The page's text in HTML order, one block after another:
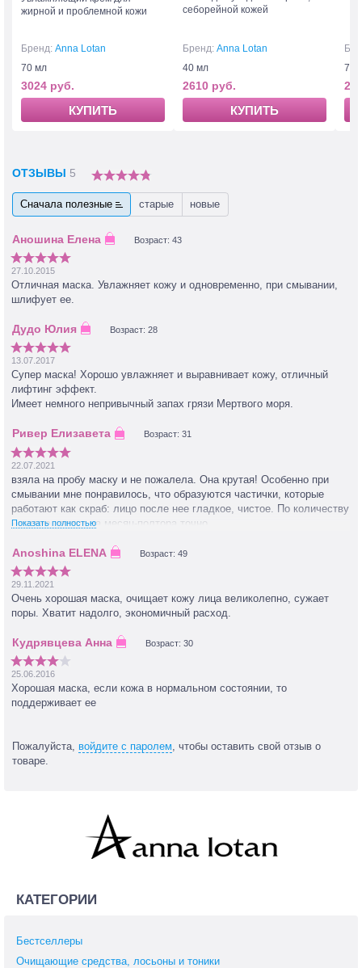
жирной и проблемной кожи
Бренд: Anna Lotan
70 мл
3024 руб.
КУПИТЬ
себорейной кожей
Бренд: Anna Lotan
40 мл
2610 руб.
КУПИТЬ
75
ОТЗЫВЫ 5
Сначала полезные старые новые
Возраст: 43
27.10.2015
Отличная маска. Увлажняет кожу и одновременно, при смывании,
шлифует ее.
Возраст: 28
13.07.2017
Супер маска! Хорошо увлажняет и выравнивает кожу, отличный
лифтинг эффект.
Имеет немного непривычный запах грязи Мертвого моря.
Возраст: 31
22.07.2021
взяла на пробу маску и не пожалела. Она крутая! Особенно при
смывании мне понравилось, что образуются частички, которые
работают как скраб: лицо после нее гладкое, чистое. По количеству
- думаю хватит на месяц-полтора точно.
Показать полностью
Возраст: 49
29.11.2021
Очень хорошая маска, очищает кожу лица великолепно, сужает
поры. Хватит надолго, экономичный расход.
Возраст: 30
25.06.2016
Хорошая маска, если кожа в нормальном состоянии, то
поддерживает ее
Пожалуйста, войдите с паролем , чтобы оставить свой отзыв о
товаре.
КАТЕГОРИИ
Бестселлеры
Очищающие средства, лосьоны и тоники